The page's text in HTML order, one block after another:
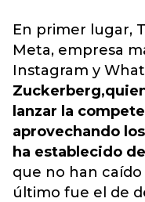
En primer lugar,
Meta, empresa
Instagram y
Zuckerberg,
lanzar la
aprovechando
ha establecido
que no han caído
último fue el de